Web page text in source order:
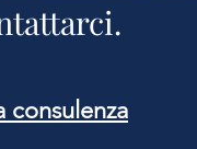
consulenza